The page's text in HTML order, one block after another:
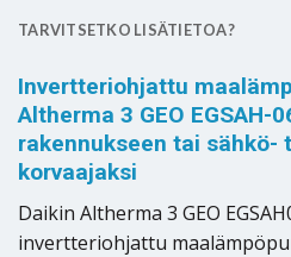
TARVITSETKO LISÄTIETOA?
Invertteriohjattu
Altherma 3 GEO EGSAH-
rakennukseen tai sähkö-
korvaajaksi
Daikin Altherma 3 GEO
invertteriohjattu